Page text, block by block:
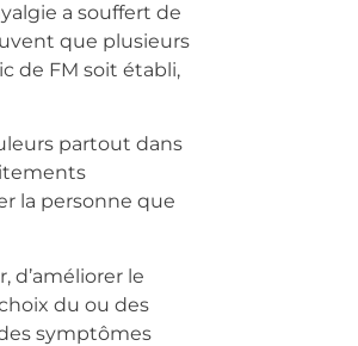
a souffert de
que plusieurs
de FM soit établi,
partout dans
la personne que
d’améliorer le
du ou des
symptômes